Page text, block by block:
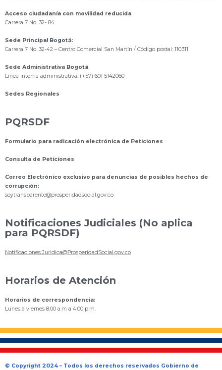
Acceso ciudadanía con movilidad reducida
Carrera 7 No. 32- 84
Sede Principal Bogotá:
Carrera 7 No. 32-42 – Centro Comercial San Martín / Código postal: 110311
Sede Administrativa Bogotá
Línea interna administrativa: (+57) 601 5142060
Sedes Regionales
PQRSDF
Formulario para radicación electrónica de Peticiones
Consulta de Peticiones
Correo Electrónico exclusivo para denuncias de posibles hechos de
corrupción:
soytransparente@prosperidadsocial.gov.co
Notificaciones Judiciales (No aplica
para PQRSDF)
Notificaciones.Juridica@ProsperidadSocial.gov.co
Horarios de Atención
Horarios de correspondencia:
Lunes a viernes 8:00 a.m a 4:00 p.m.
© Copyright 2024 – Todos los derechos reservados Gobierno de